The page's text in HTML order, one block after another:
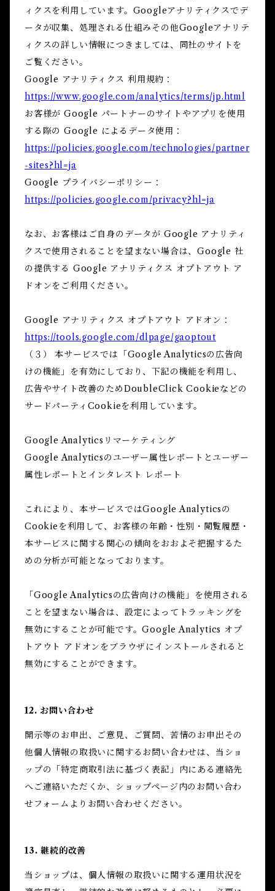
ィクスを利用しています。Googleアナリティクスでデ
ータが収集、処理される仕組みその他Googleアナリテ
ィクスの詳しい情報につきましては、同社のサイトを
ご覧ください。
Google アナリティクス 利用規約：
https://www.google.com/analytics/terms/jp.html
お客様が Google パートナーのサイトやアプリを使用
する際の Google によるデータ使用：
https://policies.google.com/technologies/partner
-sites?hl=ja
Google プライバシーポリシー：
https://policies.google.com/privacy?hl=ja
なお、お客様はご自身のデータが Google アナリティ
クスで使用されることを望まない場合は、Google 社
の提供する Google アナリティクス オプトアウト ア
ドオンをご利用ください。
Google アナリティクス オプトアウト アドオン：
https://tools.google.com/dlpage/gaoptout
（３） 本サービスでは「Google Analyticsの広告向
けの機能」を有効にしており、下記の機能を利用し、
広告やサイト改善のためDoubleClick Cookieなどの
サードパーティCookieを利用しています。
Google Analyticsリマーケティング
Google Analyticsのユーザー属性レポートとユーザー
属性レポートとインタレスト レポート
これにより、本サービスではGoogle Analyticsの
Cookieを利用して、お客様の年齢・性別・閲覧履歴・
本サービスに関する関心の傾向をおおよそ把握するた
めの分析が可能となっております。
「Google Analyticsの広告向けの機能」を使用される
ことを望まない場合は、設定によってトラッキングを
無効にすることが可能です。Google Analytics オプ
トアウト アドオンをブラウザにインストールされると
無効にすることができます。
12. お問い合わせ
開示等のお申出、ご意見、ご質問、苦情のお申出その
他個人情報の取扱いに関するお問い合わせは、当ショ
ップの「特定商取引法に基づく表記」内にある連絡先
へご連絡いただくか、ショップページ内のお問い合わ
せフォームよりお問い合わせください。
13. 継続的改善
当ショップは、個人情報の取扱いに関する運用状況を